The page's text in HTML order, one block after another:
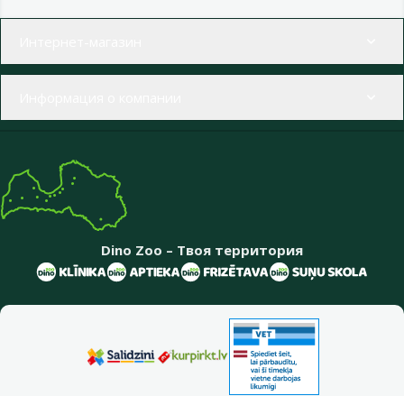
Dino Zoo – Твоя территория